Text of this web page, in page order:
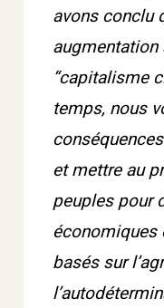
avons conclu
“capitalisme
temps, nous
et mettre au
peuples pour
économiques
basés sur